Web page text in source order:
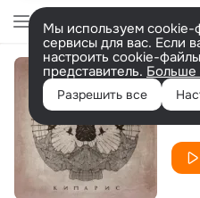
Мы используем cookie-
сервисы для вас. Если
настроить cookie-
представитель. Больше
Разрешить все